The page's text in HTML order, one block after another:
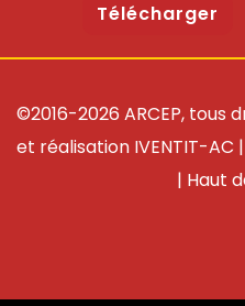
Télécharger
©2016-2026 ARCEP, tous
et réalisation IVENTIT-AC |
| Haut